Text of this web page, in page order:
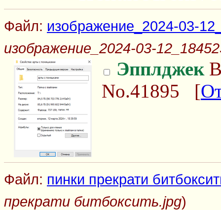
Файл: изображение_2024-03-
изображение_2024-03-
Эпплджек
No.41895 [
Файл: пинки прекрати
прекрати битбоксить.jpg)